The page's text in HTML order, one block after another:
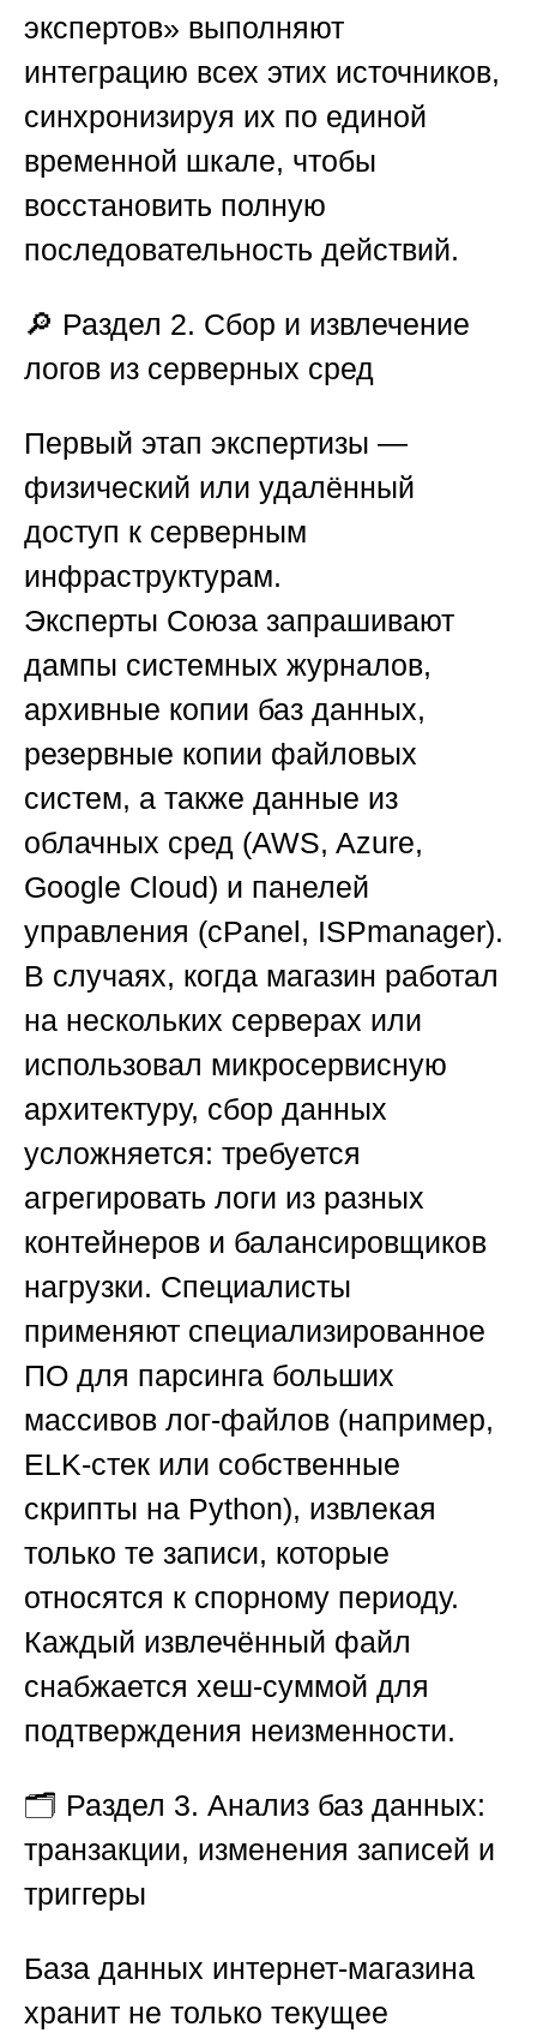
экспертов» выполняют
интеграцию всех этих источников,
синхронизируя их по единой
временной шкале, чтобы
восстановить полную
последовательность действий.
🔎 Раздел 2. Сбор и извлечение
логов из серверных сред
Первый этап экспертизы —
физический или удалённый
доступ к серверным
инфраструктурам.
Эксперты Союза запрашивают
дампы системных журналов,
архивные копии баз данных,
резервные копии файловых
систем, а также данные из
облачных сред (AWS, Azure,
Google Cloud) и панелей
управления (cPanel, ISPmanager).
В случаях, когда магазин работал
на нескольких серверах или
использовал микросервисную
архитектуру, сбор данных
усложняется: требуется
агрегировать логи из разных
контейнеров и балансировщиков
нагрузки. Специалисты
применяют специализированное
ПО для парсинга больших
массивов лог-файлов (например,
ELK-стек или собственные
скрипты на Python), извлекая
только те записи, которые
относятся к спорному периоду.
Каждый извлечённый файл
снабжается хеш-суммой для
подтверждения неизменности.
🗂️ Раздел 3. Анализ баз данных:
транзакции, изменения записей и
триггеры
База данных интернет-магазина
хранит не только текущее